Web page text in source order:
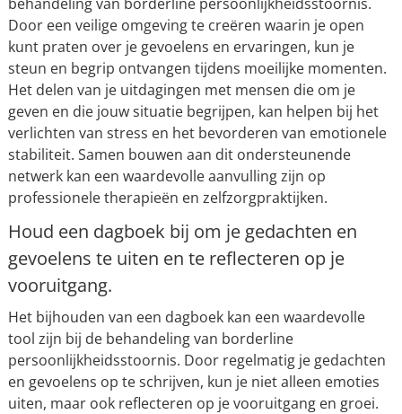
Door een veilige omgeving te creëren waarin je open
kunt praten over je gevoelens en ervaringen, kun je
steun en begrip ontvangen tijdens moeilijke momenten.
Het delen van je uitdagingen met mensen die om je
geven en die jouw situatie begrijpen, kan helpen bij het
verlichten van stress en het bevorderen van emotionele
stabiliteit. Samen bouwen aan dit ondersteunende
netwerk kan een waardevolle aanvulling zijn op
professionele therapieën en zelfzorgpraktijken.
Houd een dagboek bij om je gedachten en
gevoelens te uiten en te reflecteren op je
vooruitgang.
Het bijhouden van een dagboek kan een waardevolle
tool zijn bij de behandeling van borderline
persoonlijkheidsstoornis. Door regelmatig je gedachten
en gevoelens op te schrijven, kun je niet alleen emoties
uiten, maar ook reflecteren op je vooruitgang en groei.